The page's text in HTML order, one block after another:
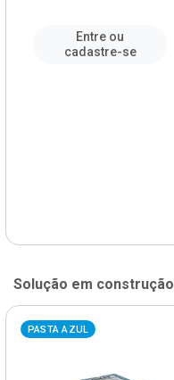
Entre ou
cadastre-se
Solução em construção
PASTA AZUL